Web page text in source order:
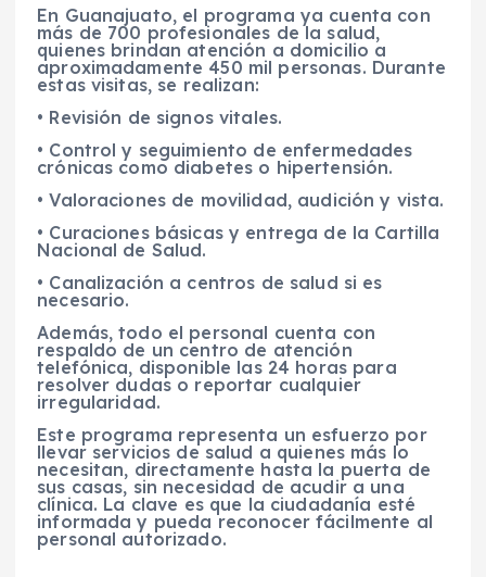
En Guanajuato, el programa ya cuenta con
más de 700 profesionales de la salud,
quienes brindan atención a domicilio a
aproximadamente 450 mil personas. Durante
estas visitas, se realizan:
• Revisión de signos vitales.
• Control y seguimiento de enfermedades
crónicas como diabetes o hipertensión.
• Valoraciones de movilidad, audición y vista.
• Curaciones básicas y entrega de la Cartilla
Nacional de Salud.
• Canalización a centros de salud si es
necesario.
Además, todo el personal cuenta con
respaldo de un centro de atención
telefónica, disponible las 24 horas para
resolver dudas o reportar cualquier
irregularidad.
Este programa representa un esfuerzo por
llevar servicios de salud a quienes más lo
necesitan, directamente hasta la puerta de
sus casas, sin necesidad de acudir a una
clínica. La clave es que la ciudadanía esté
informada y pueda reconocer fácilmente al
personal autorizado.